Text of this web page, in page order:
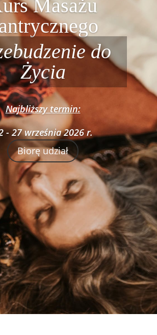
Masażu
do
Życia
Najbliższy termin:
- 27 września 2026 r.
Biorę udział